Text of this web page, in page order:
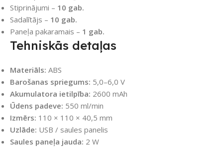
Stiprinājumi – 10 gab.
Sadalītājs – 10 gab.
Paneļa pakaramais – 1 gab.
Tehniskās detaļas
Materiāls: ABS
Barošanas spriegums: 5,0–6,0 V
Akumulatora ietilpība: 2600 mAh
Ūdens padeve: 550 ml/min
Izmērs: 110 × 110 × 40,5 mm
Uzlāde: USB / saules panelis
Saules paneļa jauda: 2 W